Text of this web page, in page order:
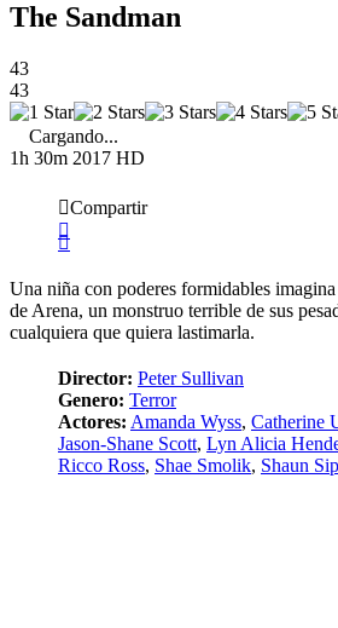
The Sandman
43
43
Cargando...
1h 30m 2017 HD
Compartir
Una niña con poderes formidables
de Arena, un monstruo terrible de sus
cualquiera que quiera lastimarla.
Director: Peter Sullivan
Genero: Terror
Actores: Amanda Wyss, Catherine
Jason-Shane Scott, Lyn Alicia
Ricco Ross, Shae Smolik, Shaun